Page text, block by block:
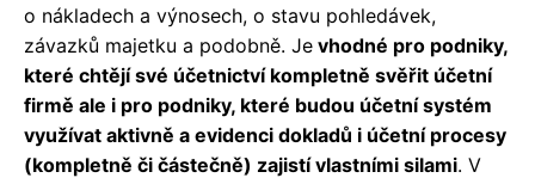
o nákladech a výnosech, o stavu pohledávek,
závazků majetku a podobně. Je vhodné pro podniky,
které chtějí své účetnictví kompletně svěřit účetní
firmě ale i pro podniky, které budou účetní systém
využívat aktivně a evidenci dokladů i účetní procesy
(kompletně či částečně) zajistí vlastními silami. V